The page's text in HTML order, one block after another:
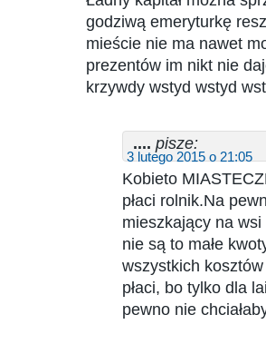
godziwą emeryturkę
mieście nie ma nawet
prezentów im nikt nie
krzywdy wstyd wstyd
.... pisze:
3 lutego 2015 o 21:05
Kobieto
płaci rolnik.Na
mieszkający na
nie są to małe
wszystkich
płaci, bo tylko dla
pewno nie